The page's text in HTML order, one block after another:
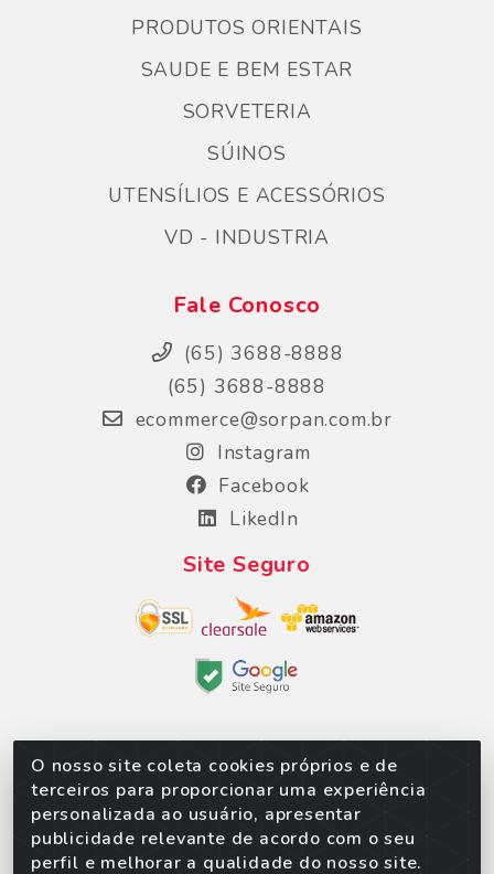
O nosso site coleta cookies próprios e de
terceiros para proporcionar uma experiência
personalizada ao usuário, apresentar
publicidade relevante de acordo com o seu
perfil e melhorar a qualidade do nosso site.
PRODUTOS ORIENTAIS
SAUDE E BEM ESTAR
SORVETERIA
SÚINOS
UTENSÍLIOS E ACESSÓRIOS
VD - INDUSTRIA
Fale Conosco
(65) 3688-8888
(65) 3688-8888
ecommerce@sorpan.com.br
Instagram
Facebook
LikedIn
Site Seguro
Sorpan - Rodovia dos Imigrantes, Lote 06, São
Matheus, Várzea Grande/MT – CEP 78152-135 - CNPJ
02.623.537/0010-24